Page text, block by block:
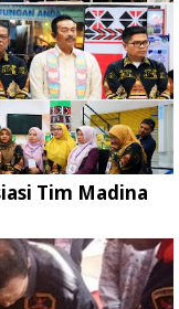
Tim Madina